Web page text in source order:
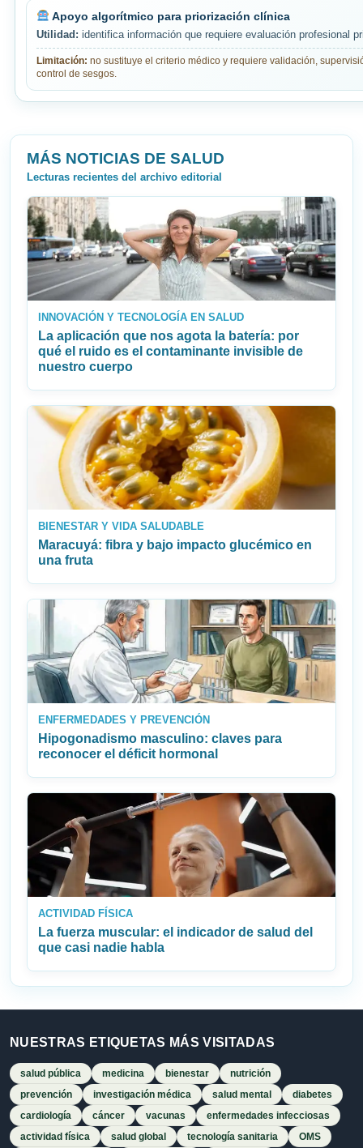
Apoyo algorítmico para priorización clínica
Utilidad: identifica información que requiere evaluación profesional
Limitación: no sustituye el criterio médico y requiere validación,
control de sesgos.
MÁS NOTICIAS DE SALUD
Lecturas recientes del archivo editorial
INNOVACIÓN Y TECNOLOGÍA EN SALUD
La aplicación que nos agota la batería: por
qué el ruido es el contaminante invisible de
nuestro cuerpo
BIENESTAR Y VIDA SALUDABLE
Maracuyá: fibra y bajo impacto glucémico en
una fruta
ENFERMEDADES Y PREVENCIÓN
Hipogonadismo masculino: claves para
reconocer el déficit hormonal
ACTIVIDAD FÍSICA
La fuerza muscular: el indicador de salud del
que casi nadie habla
NUESTRAS ETIQUETAS MÁS VISITADAS
salud pública medicina bienestar
nutrición
prevención
investigación médica salud mental
diabetes
cardiología
cáncer vacunas
enfermedades infecciosas
actividad física
salud global tecnología sanitaria OMS